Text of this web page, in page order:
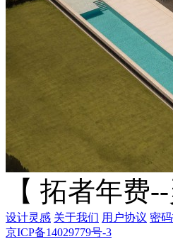
【 拓者年费
设计灵感 关于我们 用户协议 密
京ICP备14029779号-3